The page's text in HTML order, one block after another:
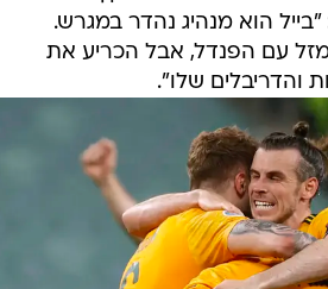
הוא מנהיג נהדר במגרש.
עם הפנדל, אבל הכריע את
והדריבלים שלו".